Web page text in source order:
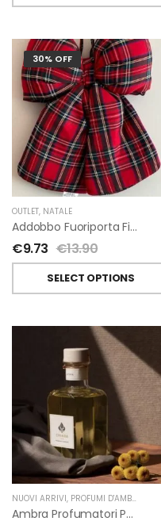
30% OFF
OUTLET, NATALE
Addobbo Fuoriporta Fiocco In Velluto Rosso O In Tartan
€9.73 €13.90
SELECT OPTIONS
NUOVI ARRIVI, PROFUMI D'AMBIENTE
Ambra Profumatori Per Ambiente A Bastoncini Di Chiara Firenze